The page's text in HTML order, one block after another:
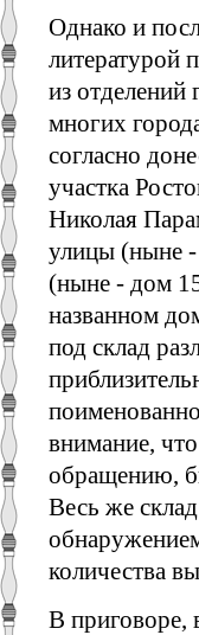
Однако и
литературой
из отделений
многих
согласно
участка
Николая
улицы (ныне
(ныне - дом
названном
под склад
внимание,
обращению,
Весь же
количества
В приговоре,